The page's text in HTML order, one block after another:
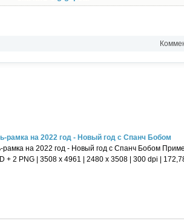
рамка на 2022 год - Новый год с Спанч Бобом
рамка на 2022 год - Новый год с Спанч Бобом
+ 2 PNG | 3508 x 4961 | 2480 x 3508 | 300 dpi |